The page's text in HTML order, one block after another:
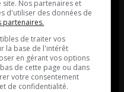
Nos partenaires et
d'utiliser des données de
partenaires.
de traiter vos
la base de l'intérêt
en gérant vos options
de cette page ou dans
votre consentement
de confidentialité.